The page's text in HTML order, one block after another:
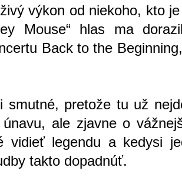
výkon od niekoho, kto
Mouse“ hlas ma
Back to the
smutné, pretože tu už
ale zjavne o
vidieť legendu a kedysi
takto dopadnúť.